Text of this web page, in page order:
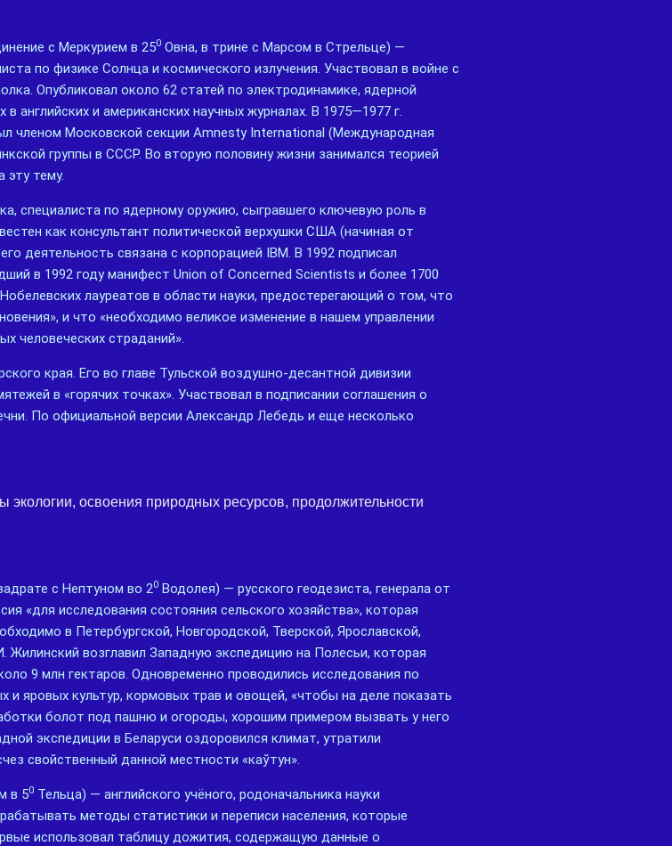
с Меркурием в 250 Овна, в трине с Марсом в Стрельце) —
по физике Солнца и космического излучения. Участвовал в войне с
Опубликовал около 62 статей по электродинамике, ядерной
английских и американских научных журналах. В 1975—1977 г.
членом Московской секции Amnesty International (Международная
группы в СССР. Во вторую половину жизни занимался теорией
эту тему.
специалиста по ядерному оружию, сыгравшего ключевую роль в
как консультант политической верхушки США (начиная от
деятельность связана с корпорацией IBM. В 1992 подписал
в 1992 году манифест Union of Concerned Scientists и более 1700
лауреатов в области науки, предостерегающий о том, что
и что «необходимо великое изменение в нашем управлении
человеческих страданий».
края. Его во главе Тульской воздушно-десантной дивизии
в «горячих точках». Участвовал в подписании соглашения о
По официальной версии Александр Лебедь и еще несколько
экологии, освоения природных ресурсов, продолжительности
с Нептуном во 20 Водолея) — русского геодезиста, генерала от
«для исследования состояния сельского хозяйства», которая
в Петербургской, Новгородской, Тверской, Ярославской,
Жилинский возглавил Западную экспедицию на Полесьи, которая
9 млн гектаров. Одновременно проводились исследования по
яровых культур, кормовых трав и овощей, «чтобы на деле показать
болот под пашню и огороды, хорошим примером вызвать у него
экспедиции в Беларуси оздоровился климат, утратили
свойственный данной местности «каўтун».
в 50 Тельца) — английского учёного, родоначальника науки
методы статистики и переписи населения, которые
использовал таблицу дожития, содержащую данные о